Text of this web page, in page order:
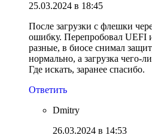
25.03.2024 в 18:45
После загрузки с флешки
ошибку. Перепробовал UEFI
разные, в биосе снимал
нормально, а загрузка чего-
Где искать, заранее спасибо.
Ответить
Dmitry
26.03.2024 в 14:53